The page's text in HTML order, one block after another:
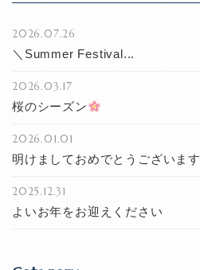
2026.07.26
＼Summer Festival...
2026.03.17
桜のシーズン
2026.01.01
明けましておめでとうございます
2025.12.31
よいお年をお迎えください